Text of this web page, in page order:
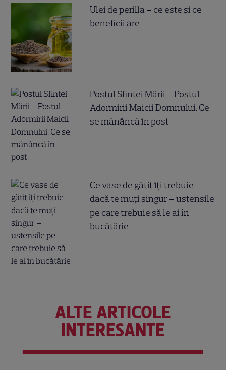
Ulei de perilla – ce este și ce
beneficii are
Postul Sfintei Mării – Postul
Adormirii Maicii Domnului. Ce
se mănâncă în post
Ce vase de gătit îți trebuie
dacă te muți singur – ustensile
pe care trebuie să le ai în
bucătărie
ALTE ARTICOLE
INTERESANTE